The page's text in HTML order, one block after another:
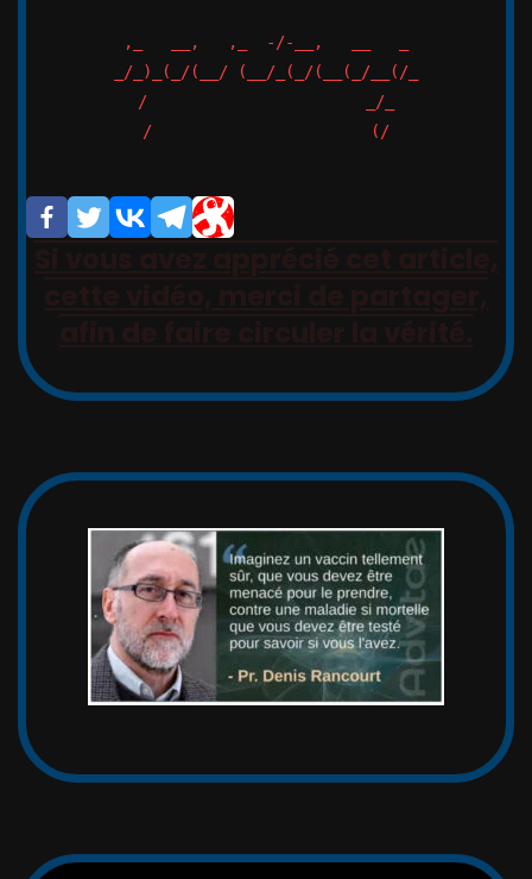
,_   __,   ,_  -/-__,   __   _
_/_)_(_/(__/ (__/_(_/(__(_/__(/_
/                       _/_
/                       (/